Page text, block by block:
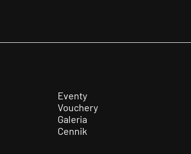
Eventy
Vouchery
Galeria
Cennik